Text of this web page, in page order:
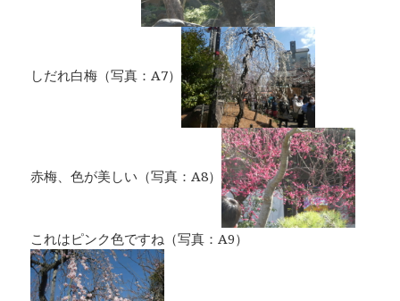
しだれ白梅（写真：A7）
赤梅、色が美しい（写真：A8）
これはピンク色ですね（写真：A9）